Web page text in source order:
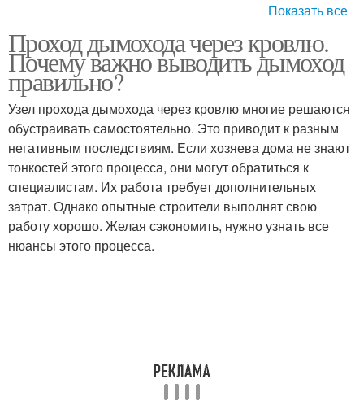
Дымоход через потолок
шиферную крышу
Дымоход через разные
типы
Кровля из профнастила
Трубы через кровлю Проход через кровлю
Показать все
Проход дымохода через кровлю.
Почему важно выводить дымоход
правильно?
Узел прохода дымохода через кровлю многие решаются
обустраивать самостоятельно. Это приводит к разным
негативным последствиям. Если хозяева дома не знают
тонкостей этого процесса, они могут обратиться к
специалистам. Их работа требует дополнительных
затрат. Однако опытные строители выполнят свою
работу хорошо. Желая сэкономить, нужно узнать все
нюансы этого процесса.